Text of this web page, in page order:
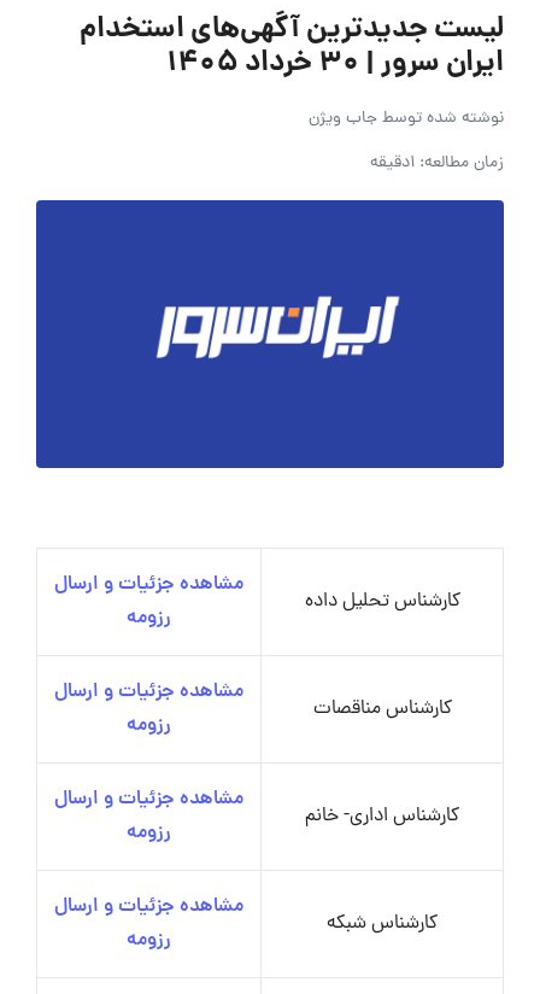
لیست جدیدترین آگهی‌های استخدام
ایران سرور | ۳۰ خرداد ۱۴۰۵
نوشته شده توسطجاب ویژن
زمان مطالعه: 1دقیقه
کارشناس تحلیل داده
مشاهده جزئیات و ارسال
رزومه
کارشناس مناقصات
مشاهده جزئیات و ارسال
رزومه
کارشناس اداری- خانم
مشاهده جزئیات و ارسال
رزومه
کارشناس شبکه
مشاهده جزئیات و ارسال
رزومه